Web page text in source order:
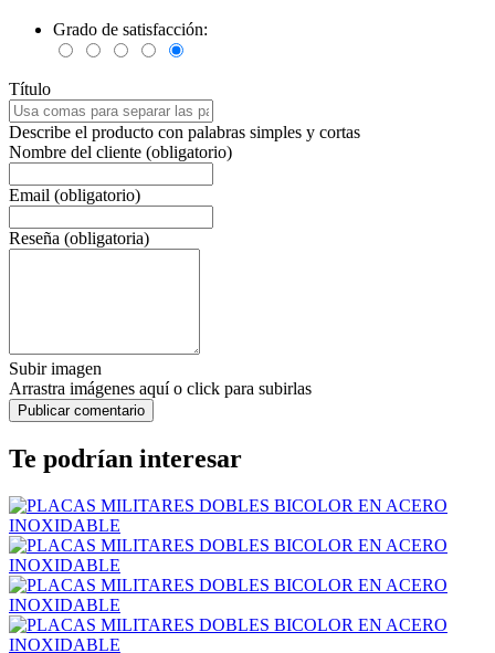
Grado de satisfacción:
Título
Describe el producto con palabras simples y cortas
Nombre del cliente (obligatorio)
Email (obligatorio)
Reseña (obligatoria)
Subir imagen
Arrastra imágenes aquí o click para subirlas
Te podrían interesar